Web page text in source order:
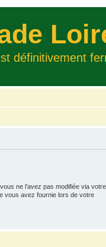
définitivement
ne l’avez pas modifiée via votre
vous avez fournie lors de votre